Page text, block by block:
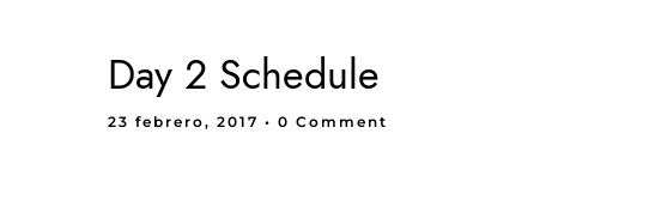
Day 2 Schedule
23 febrero, 2017 • 0 Comment